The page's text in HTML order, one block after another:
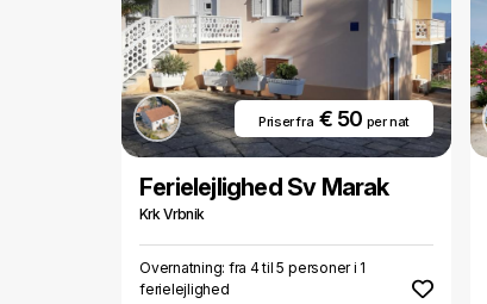
Priser fra€ 50 per nat
Ferielejlighed Sv Marak
Krk Vrbnik
Overnatning: fra 4 til 5 personer i 1
ferielejlighed